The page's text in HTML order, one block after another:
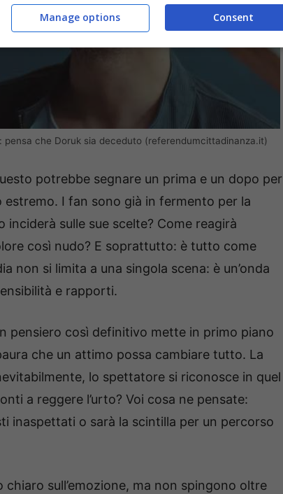
che Doruk sia deceduto (referendumcittadinanza.it)
potrebbe segnare un prima e un dopo per
I fan sono già in fermento per la
sulle sue scelte? Come reagirà
così nudo? E soprattutto: è tutto come
non si limita a una singola scena: è un’onda
e rapporti.
pensiero così definitivo mette in primo piano
che un attimo possa cambiare tutto. La
lo spettatore si riconosce in quel
a reggere l’urto? Voi cosa ne pensate:
inaspettati o sarà la scintilla per un percorso
sull’emozione, ma non spingono oltre
Consent
Manage options